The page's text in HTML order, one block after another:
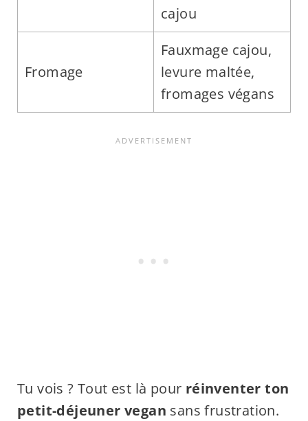
cajou
Fromage
Fauxmage cajou,
levure maltée,
fromages végans
Tu vois ? Tout est là pour réinventer ton
petit-déjeuner vegan sans frustration.